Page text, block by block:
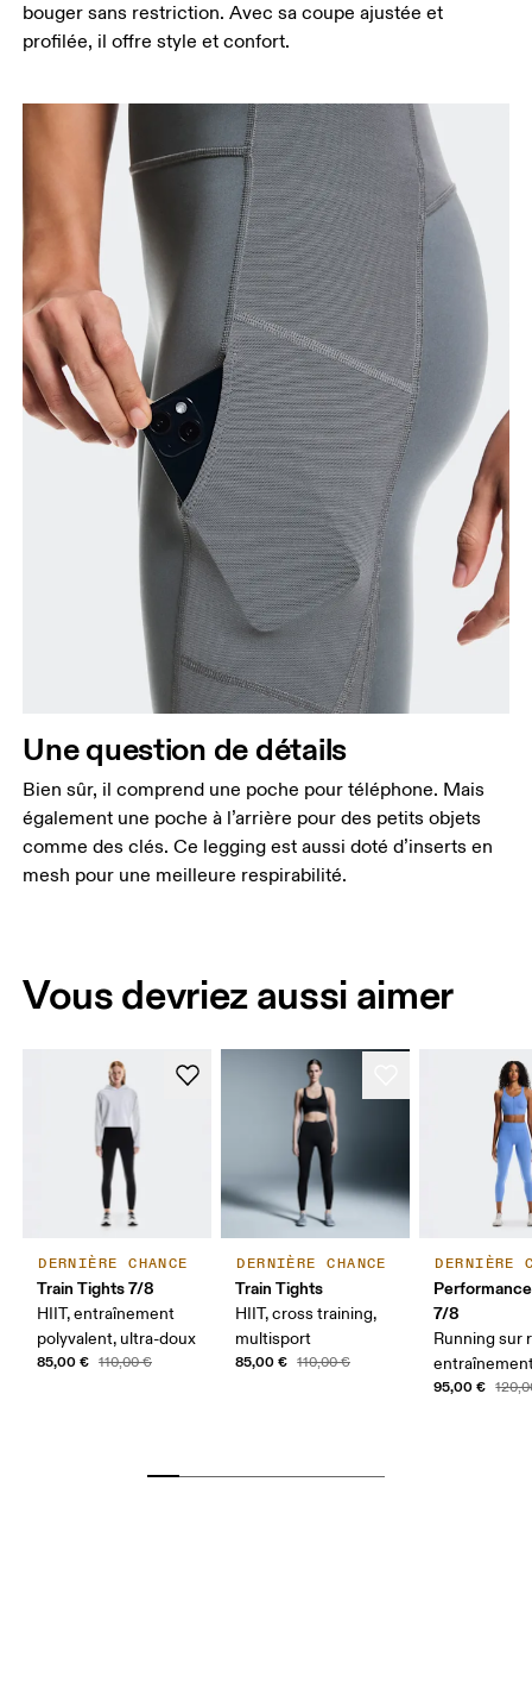
bouger sans restriction. Avec sa coupe ajustée et
profilée, il offre style et confort.
Une question de détails
Bien sûr, il comprend une poche pour téléphone. Mais
également une poche à l’arrière pour des petits objets
comme des clés. Ce legging est aussi doté d’inserts en
mesh pour une meilleure respirabilité.
Vous devriez aussi aimer
DERNIÈRE CHANCE
Train Tights 7/8
HIIT, entraînement
polyvalent, ultra-doux
85,00 € 110,00 €
DERNIÈRE CHANCE
Train Tights
HIIT, cross training,
multisport
85,00 € 110,00 €
DERNIÈRE
7/8
Running sur
95,00 €